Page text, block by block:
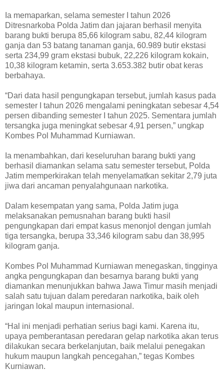
Ia memaparkan, selama semester I tahun 2026
Ditresnarkoba Polda Jatim dan jajaran berhasil menyita
barang bukti berupa 85,66 kilogram sabu, 82,44 kilogram
ganja dan 53 batang tanaman ganja, 60.989 butir ekstasi
serta 234,99 gram ekstasi bubuk, 22,226 kilogram kokain,
10,38 kilogram ketamin, serta 3.653.382 butir obat keras
berbahaya.
“Dari data hasil pengungkapan tersebut, jumlah kasus pada
semester I tahun 2026 mengalami peningkatan sebesar 4,54
persen dibanding semester I tahun 2025. Sementara jumlah
tersangka juga meningkat sebesar 4,91 persen,” ungkap
Kombes Pol Muhammad Kurniawan.
Ia menambahkan, dari keseluruhan barang bukti yang
berhasil diamankan selama satu semester tersebut, Polda
Jatim memperkirakan telah menyelamatkan sekitar 2,79 juta
jiwa dari ancaman penyalahgunaan narkotika.
Dalam kesempatan yang sama, Polda Jatim juga
melaksanakan pemusnahan barang bukti hasil
pengungkapan dari empat kasus menonjol dengan jumlah
tiga tersangka, berupa 33,346 kilogram sabu dan 38,995
kilogram ganja.
Kombes Pol Muhammad Kurniawan menegaskan, tingginya
angka pengungkapan dan besarnya barang bukti yang
diamankan menunjukkan bahwa Jawa Timur masih menjadi
salah satu tujuan dalam peredaran narkotika, baik oleh
jaringan lokal maupun internasional.
“Hal ini menjadi perhatian serius bagi kami. Karena itu,
upaya pemberantasan peredaran gelap narkotika akan terus
dilakukan secara berkelanjutan, baik melalui penegakan
hukum maupun langkah pencegahan,” tegas Kombes
Kurniawan.